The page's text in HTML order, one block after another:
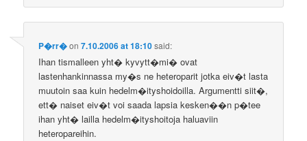
P�rr�on7.10.2006 at 18:10said:
Ihan tismalleen yht� kyvytt�mi� ovat
lastenhankinnassa my�s ne heteroparit jotka eiv�t lasta
muutoin saa kuin hedelm�ityshoidoilla. Argumentti siit�,
ett� naiset eiv�t voi saada lapsia kesken��n p�tee
ihan yht� lailla hedelm�ityshoitoja haluaviin
heteropareihin.